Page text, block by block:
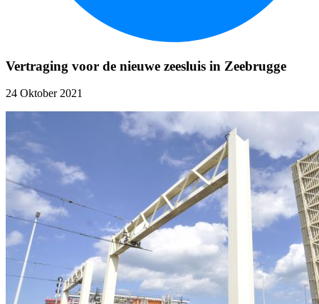
Vertraging voor de nieuwe zeesluis in Zeebrugge
24 Oktober 2021